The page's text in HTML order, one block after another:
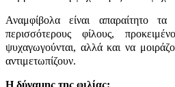
Αναμφίβολα είναι απαραίτητο
περισσότερους φίλους,
ψυχαγωγούνται, αλλά και να
αντιμετωπίζουν.
Η δύναμης της φιλίας: